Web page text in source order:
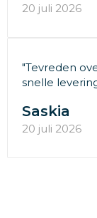
20 juli 2026
"Tevreden
snelle
Saskia
20 juli 2026